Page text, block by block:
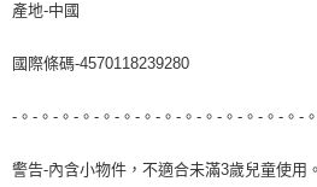
產地-中國
國際條碼-4570118239280
-。-。-。-。-。-。-。-。-。-。-。-。-。-。-
警告-內含小物件，不適合未滿3歲兒童使用。